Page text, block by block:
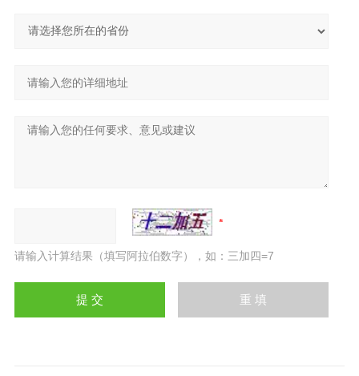
请输入计算结果（填写阿拉伯数字），如：三加四=7